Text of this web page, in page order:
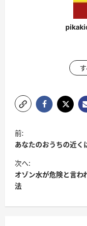
ポ
ス
ト
ナ
ビ
ゲ
前:
あなたのおうちの近く
次へ:
オゾン水が危険と言わ
法